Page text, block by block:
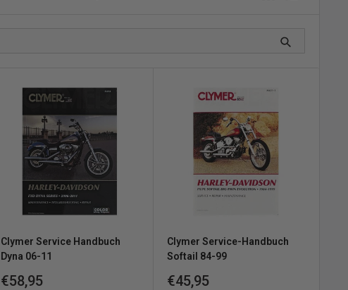
Clymer Service Handbuch
Dyna 06-11
Sonderpreis
€58,95
Clymer Service-Handbuch
Softail 84-99
Sonderpreis
€45,95